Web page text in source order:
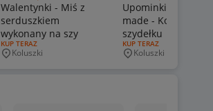
Walentynki - Miś z
serduszkiem
wykonany na szy
RODZAJ OFERTY:
KUP TERAZ
Miejscowość
Koluszki
Upominki hand
made - Koszyczek na
szydełku
RODZAJ OFERTY:
KUP TERAZ
Miejscowość
Koluszki